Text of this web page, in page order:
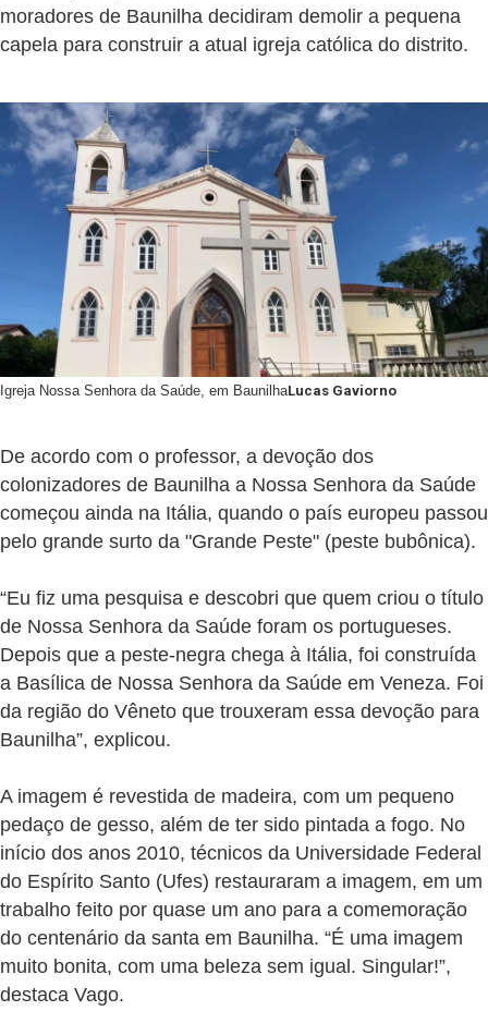
moradores de Baunilha decidiram demolir a pequena
capela para construir a atual igreja católica do distrito.
Igreja Nossa Senhora da Saúde, em BaunilhaLucas Gaviorno
De acordo com o professor, a devoção dos
colonizadores de Baunilha a Nossa Senhora da Saúde
começou ainda na Itália, quando o país europeu passou
pelo grande surto da "Grande Peste" (peste bubônica).
“Eu fiz uma pesquisa e descobri que quem criou o título
de Nossa Senhora da Saúde foram os portugueses.
Depois que a peste-negra chega à Itália, foi construída
a Basílica de Nossa Senhora da Saúde em Veneza. Foi
da região do Vêneto que trouxeram essa devoção para
Baunilha”, explicou.
A imagem é revestida de madeira, com um pequeno
pedaço de gesso, além de ter sido pintada a fogo. No
início dos anos 2010, técnicos da Universidade Federal
do Espírito Santo (Ufes) restauraram a imagem, em um
trabalho feito por quase um ano para a comemoração
do centenário da santa em Baunilha. “É uma imagem
muito bonita, com uma beleza sem igual. Singular!”,
destaca Vago.